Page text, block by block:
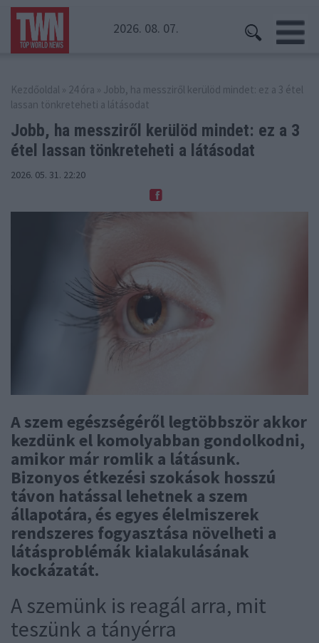
2026. 08. 07.
Kezdőoldal » 24 óra » Jobb, ha messziről kerülöd mindet: ez a 3 étel
lassan tönkreteheti a látásodat
Jobb, ha messziről kerülöd mindet: ez a 3
étel lassan tönkreteheti a látásodat
2026. 05. 31. 22:20
A szem egészségéről legtöbbször akkor
kezdünk el komolyabban gondolkodni,
amikor már romlik a látásunk.
Bizonyos étkezési szokások hosszú
távon hatással lehetnek a szem
állapotára, és egyes élelmiszerek
rendszeres fogyasztása növelheti a
látásproblémák kialakulásának
kockázatát.
A szemünk is reagál arra, mit
teszünk a tányérra